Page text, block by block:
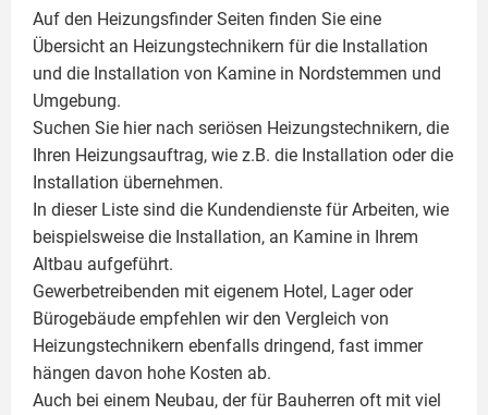
Auf den Heizungsfinder Seiten finden Sie eine
Übersicht an Heizungstechnikern für die Installation
und die Installation von Kamine in Nordstemmen und
Umgebung.
Suchen Sie hier nach seriösen Heizungstechnikern, die
Ihren Heizungsauftrag, wie z.B. die Installation oder die
Installation übernehmen.
In dieser Liste sind die Kundendienste für Arbeiten, wie
beispielsweise die Installation, an Kamine in Ihrem
Altbau aufgeführt.
Gewerbetreibenden mit eigenem Hotel, Lager oder
Bürogebäude empfehlen wir den Vergleich von
Heizungstechnikern ebenfalls dringend, fast immer
hängen davon hohe Kosten ab.
Auch bei einem Neubau, der für Bauherren oft mit viel